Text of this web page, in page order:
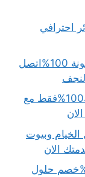
احترافي
شركة تنظيف نجف بالرياض بجودة مضمونة 100%اتصل
تخلص من البقع والأوساخ في مفروشاتك100%فقط مع
وبيوت
مكافحة حشرات بالمزاحمية بـ35%خصم حلول